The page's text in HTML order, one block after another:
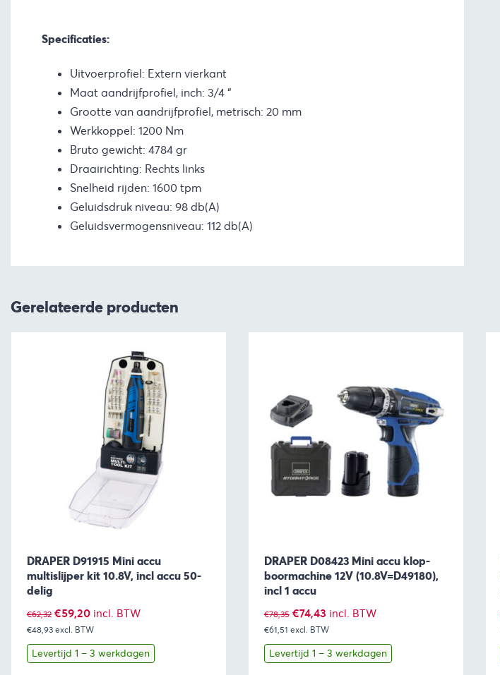
Specificaties:
Uitvoerprofiel: Extern vierkant
Maat aandrijfprofiel, inch: 3/4 “
Grootte van aandrijfprofiel, metrisch: 20 mm
Werkkoppel: 1200 Nm
Bruto gewicht: 4784 gr
Draairichting: Rechts links
Snelheid rijden: 1600 tpm
Geluidsdruk niveau: 98 db(A)
Geluidsvermogensniveau: 112 db(A)
Gerelateerde producten
DRAPER D91915 Mini accu
multislijper kit 10.8V, incl accu 50-
delig
€62,32 Oorspronkelijke
prijs
was:
€59,20Huidige
prijs
is:
incl. BTW
€48,93 excl. BTW
Levertijd 1 – 3 werkdagen
DRAPER D08423 Mini accu klop-
boormachine 12V (10.8V=D49180),
incl 1 accu
€78,35 Oorspronkelijke
prijs
was:
€74,43Huidige
prijs
is:
incl. BTW
€61,51 excl. BTW
Levertijd 1 – 3 werkdagen